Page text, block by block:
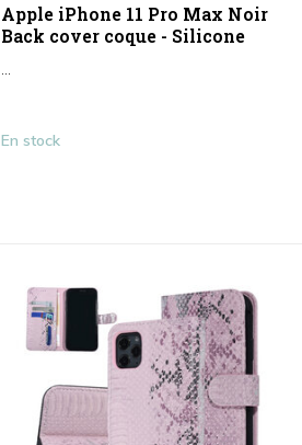
Apple iPhone 11 Pro Max Noir
Back cover coque - Silicone
En stock